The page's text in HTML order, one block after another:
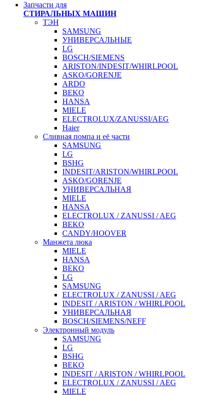
Запчасти для
СТИРАЛЬНЫХ МАШИН
ТЭН
SAMSUNG
УНИВЕРСАЛЬНЫЕ
LG
BOSCH/SIEMENS
ARISTON/INDESIT/WHIRLPOOL
ASKO/GORENJE
ARDO
BEKO
HANSA
MIELE
ELECTROLUX/ZANUSSI/AEG
Haier
Сливная помпа и её части
SAMSUNG
LG
BSHG
INDESIT/ARISTON/WHIRLPOOL
ASKO/GORENJE
УНИВЕРСАЛЬНАЯ
MIELE
HANSA
ELECTROLUX / ZANUSSI / AEG
BEKO
CANDY/HOOVER
Манжета люка
MIELE
HANSA
BEKO
LG
SAMSUNG
ELECTROLUX / ZANUSSI / AEG
INDESIT / ARISTON / WHIRLPOOL
УНИВЕРСАЛЬНАЯ
BOSCH/SIEMENS/NEFF
Электронный модуль
SAMSUNG
LG
BSHG
BEKO
INDESIT / ARISTON / WHIRLPOOL
ELECTROLUX / ZANUSSI / AEG
MIELE